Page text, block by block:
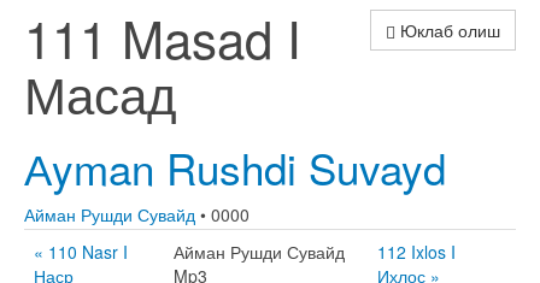
Юклаб олиш
111 Masad I
Масад
Аyman Rushdi Suvayd
Айман Рушди Сувайд • 0000
« 110 Nasr I
Наср
Айман Рушди Сувайд
Mp3
112 Ixlos I
Ихлос »